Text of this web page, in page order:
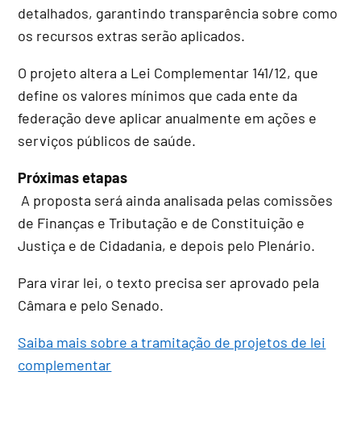
detalhados, garantindo transparência sobre como
os recursos extras serão aplicados.
O projeto altera a Lei Complementar 141/12, que
define os valores mínimos que cada ente da
federação deve aplicar anualmente em ações e
serviços públicos de saúde.
Próximas etapas
A proposta será ainda analisada pelas comissões
de Finanças e Tributação e de Constituição e
Justiça e de Cidadania, e depois pelo Plenário.
Para virar lei, o texto precisa ser aprovado pela
Câmara e pelo Senado.
Saiba mais sobre a tramitação de projetos de lei
complementar